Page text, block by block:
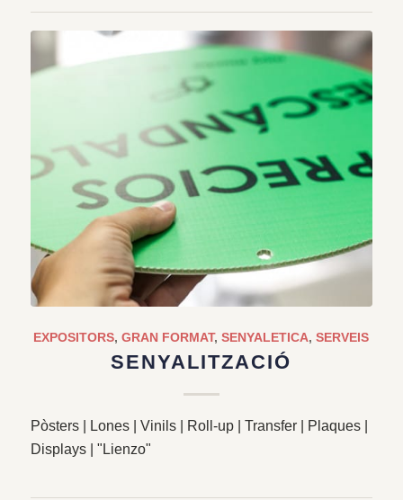
EXPOSITORS,GRAN FORMAT,SENYALETICA,SERVEIS
SENYALITZACIÓ
Pòsters | Lones | Vinils | Roll-up | Transfer | Plaques |
Displays | "Lienzo"